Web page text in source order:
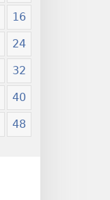
16
24
32
40
48